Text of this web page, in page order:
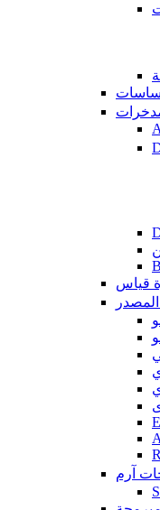
قياس
المصدر
آرم